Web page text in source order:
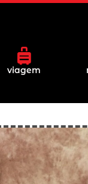
viagem